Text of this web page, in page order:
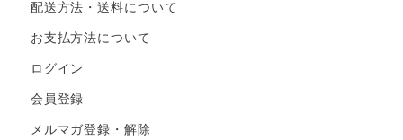
配送方法・送料について
お支払方法について
ログイン
会員登録
メルマガ登録・解除